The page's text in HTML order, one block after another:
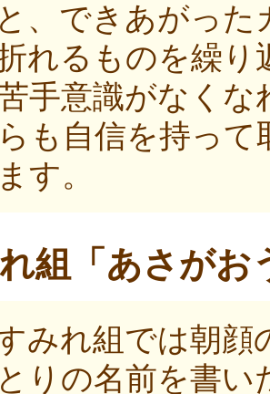
、できあがっ
れるものを繰
手意識がなく
も自信を持っ
す。
組「あさがお
みれ組では朝
りの名前を書